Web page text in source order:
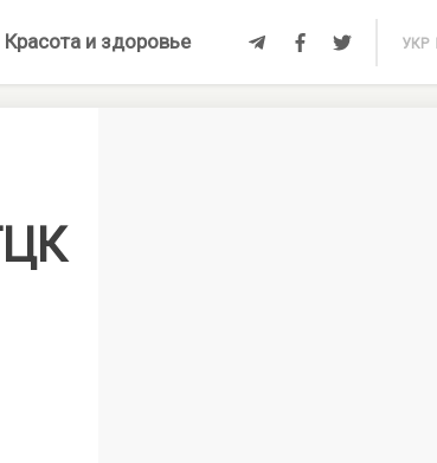
Красота и здоровье УКР